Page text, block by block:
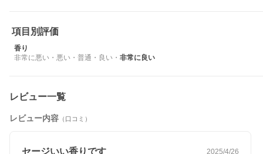
項目別評価
香り
非常に悪い ・ 悪い ・ 普通 ・ 良い ・ 非常に良い
レビュー一覧
レビュー内容 （口コミ）
セージいい香りです 2025/4/26